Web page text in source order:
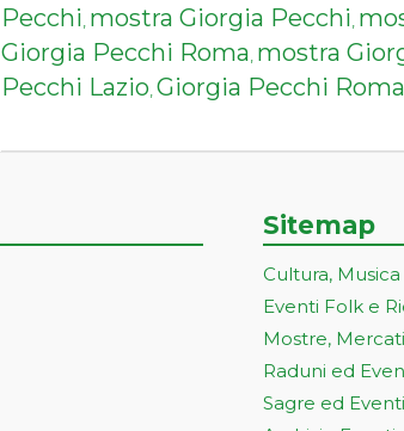
Pecchi, mostra Giorgia Pecchi,
Giorgia Pecchi Roma, mostra
Pecchi Lazio,Giorgia Pecchi Roma
Sitemap
Cultura,
Eventi Folk e
Mostre,
Raduni ed
Sagre ed